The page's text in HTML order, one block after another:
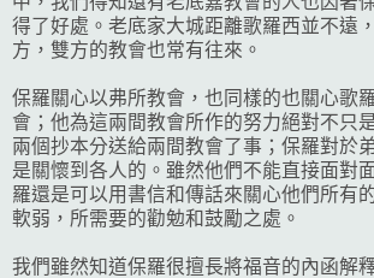
得了好處。老底家大城距離歌羅西並不遠
方，雙方的教會也常有往來。
保羅關心以弗所教會，也同樣的也關心歌
會；他為這兩間教會所作的努力絕對不只
兩個抄本分送給兩間教會了事；保羅對於
是關懷到各人的。雖然他們不能直接面對
羅還是可以用書信和傳話來關心他們所有
軟弱，所需要的勸勉和鼓勵之處。
我們雖然知道保羅很擅長將福音的內函解